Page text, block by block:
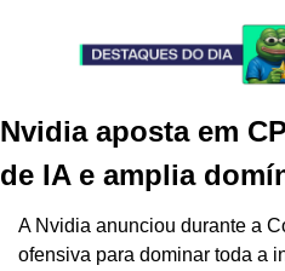
Nvidia aposta em
de IA e amplia
A Nvidia anunciou durante a
ofensiva para dominar toda a